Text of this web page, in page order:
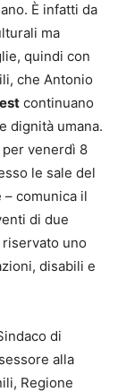
È infatti da
ma
quindi con
che Antonio
continuano
dignità umana.
per venerdì 8
le sale del
– comunica il
di due
uno
disabili e
di
alla
Regione